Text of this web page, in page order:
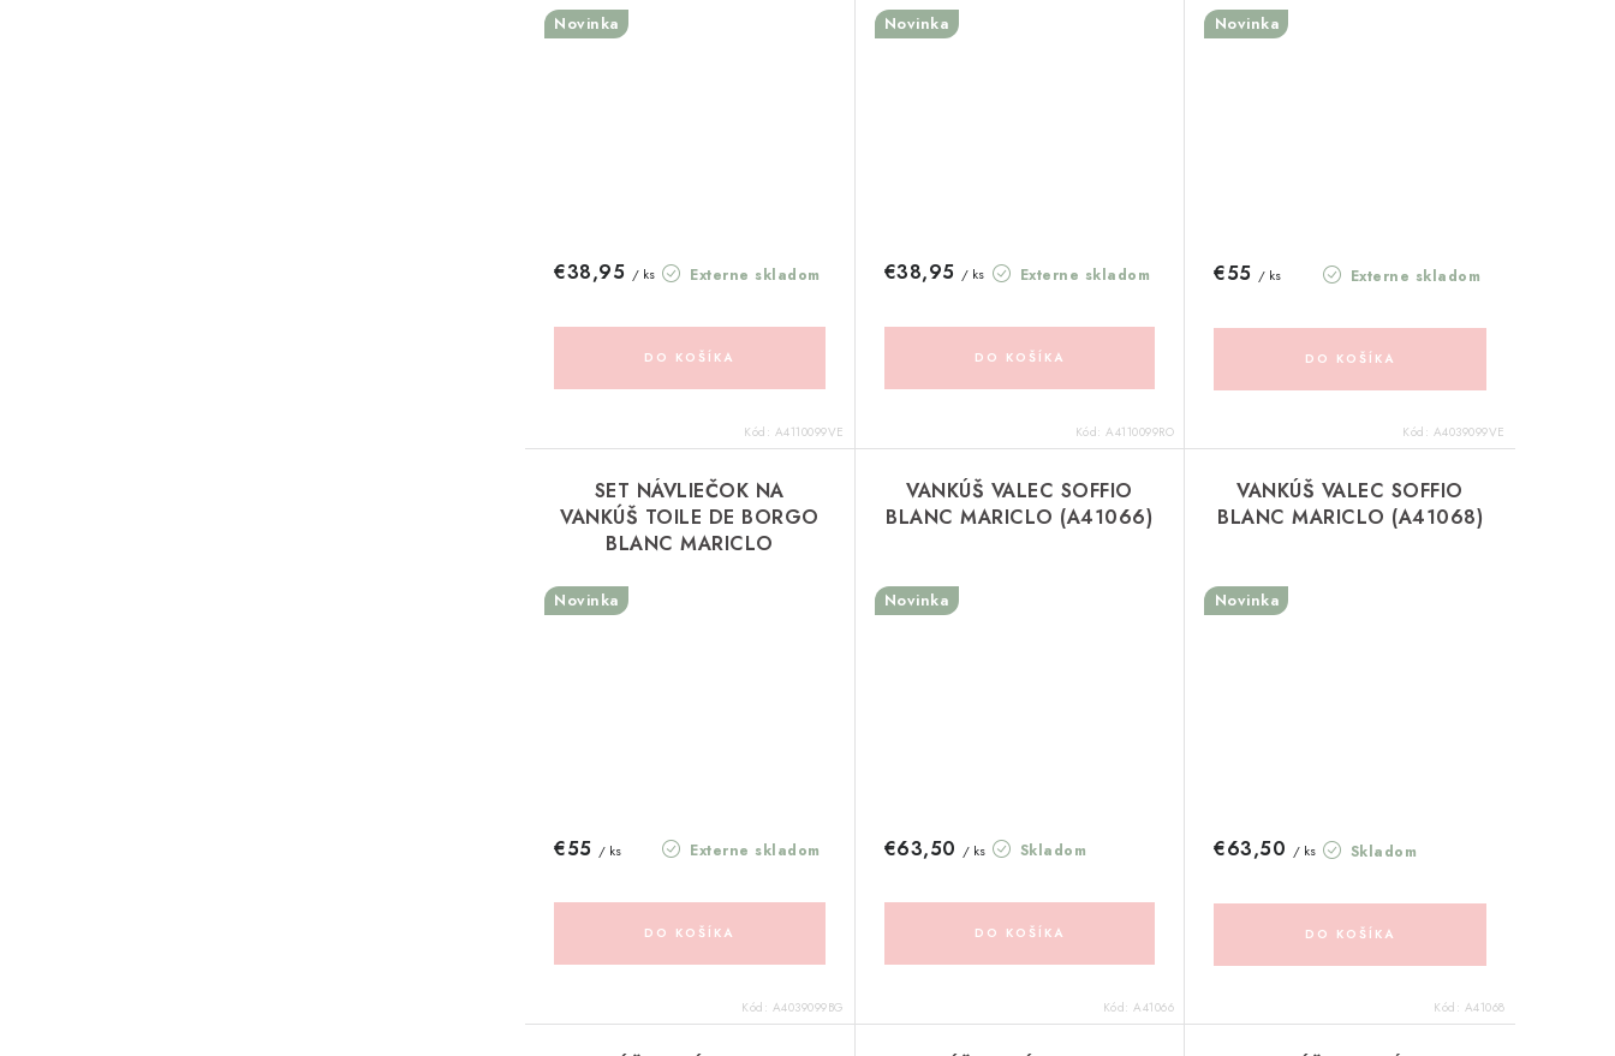
Novinka
Externe skladom
€38,95 / ks
DO KOŠÍKA
Kód: A4110099VE
Novinka
Externe skladom
€38,95 / ks
DO KOŠÍKA
Kód:A4110099RO
Novinka
Externe skladom
€55 / ks
DO KOŠÍKA
Kód: A4039099VE
SET NÁVLIEČOK NA
VANKÚŠ TOILE DE BORGO
BLANC MARICLO
Novinka
Externe skladom
€55 / ks
DO KOŠÍKA
Kód: A4039099BG
VANKÚŠ VALEC SOFFIO
BLANC MARICLO (A41066)
Novinka
Skladom
€63,50 / ks
DO KOŠÍKA
Kód:A41066
VANKÚŠ VALEC SOFFIO
BLANC MARICLO (A41068)
Novinka
Skladom
€63,50 / ks
DO KOŠÍKA
Kód: A41068